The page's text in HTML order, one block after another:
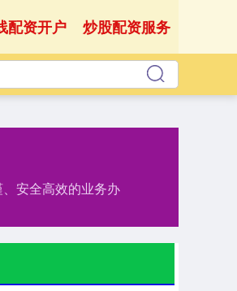
配资开户 炒股配资服务
安全高效的业务办